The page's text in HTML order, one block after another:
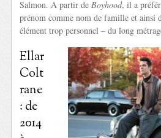
Salmon. A partir de Boyhood, il a
prénom comme nom de famille et ainsi
élément trop personnel – du long
Ellar
Colt
rane
: de
2014